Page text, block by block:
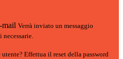
mail Verrà inviato un messaggio
Effettua il reset della password